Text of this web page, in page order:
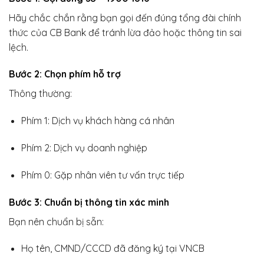
Hãy chắc chắn rằng bạn gọi đến đúng tổng đài chính
thức của CB Bank để tránh lừa đảo hoặc thông tin sai
lệch.
Bước 2: Chọn phím hỗ trợ
Thông thường:
Phím 1: Dịch vụ khách hàng cá nhân
Phím 2: Dịch vụ doanh nghiệp
Phím 0: Gặp nhân viên tư vấn trực tiếp
Bước 3: Chuẩn bị thông tin xác minh
Bạn nên chuẩn bị sẵn:
Họ tên, CMND/CCCD đã đăng ký tại VNCB